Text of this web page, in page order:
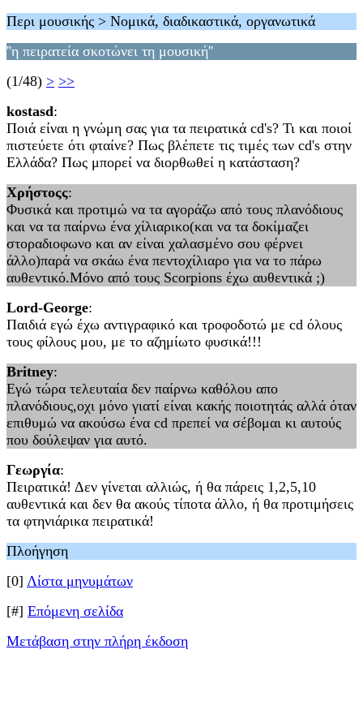
Περι μουσικής > Νομικά, διαδικαστικά, οργανωτικά
''η πειρατεία σκοτώνει τη μουσική''
(1/48) > >>
kostasd:
Ποιά είναι η γνώμη σας για τα πειρατικά cd's? Τι και ποιοί
πιστεύετε ότι φταίνε? Πως βλέπετε τις τιμές των cd's στην
Ελλάδα? Πως μπορεί να διορθωθεί η κατάσταση?
Χρήστοςς:
Φυσικά και προτιμώ να τα αγοράζω από τους πλανόδιους
και να τα παίρνω ένα χίλιαρικο(και να τα δοκίμαζει
στοραδιοφωνο και αν είναι χαλασμένο σου φέρνει
άλλο)παρά να σκάω ένα πεντοχίλιαρο για να το πάρω
αυθεντικό.Μόνο από τους Scorpions έχω αυθεντικά ;)
Lord-George:
Παιδιά εγώ έχω αντιγραφικό και τροφοδοτώ με cd όλους
τους φίλους μου, με το αζημίωτο φυσικά!!!
Britney:
Εγώ τώρα τελευταία δεν παίρνω καθόλου απο
πλανόδιους,οχι μόνο γιατί είναι κακής ποιοτητάς αλλά όταν
επιθυμώ να ακούσω ένα cd πρεπεί να σέβομαι κι αυτούς
που δούλεψαν για αυτό.
Γεωργία:
Πειρατικά! Δεν γίνεται αλλιώς, ή θα πάρεις 1,2,5,10
αυθεντικά και δεν θα ακούς τίποτα άλλο, ή θα προτιμήσεις
τα φτηνιάρικα πειρατικά!
Πλοήγηση
[0] Λίστα μηνυμάτων
[#] Επόμενη σελίδα
Μετάβαση στην πλήρη έκδοση